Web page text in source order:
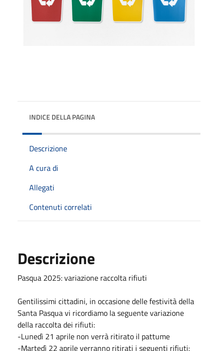
INDICE DELLA PAGINA
Descrizione
A cura di
Allegati
Contenuti correlati
Descrizione
Pasqua 2025: variazione raccolta rifiuti
Gentilissimi cittadini, in occasione delle festività della
Santa Pasqua vi ricordiamo la seguente variazione
della raccolta dei rifiuti:
-Lunedì 21 aprile non verrà ritirato il pattume
-Martedì 22 aprile verranno ritirati i seguenti rifiuti: